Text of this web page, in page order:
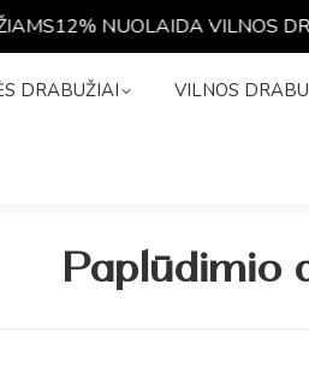
12% NUOLAIDA VILNOS
DRABUŽIAI VILNOS
Paplūdimio
DRABUŽIAI VILNOS